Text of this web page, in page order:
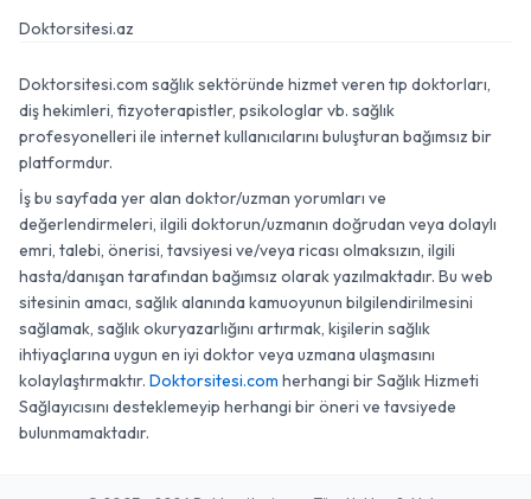
Doktorsitesi.az
Doktorsitesi.com sağlık sektöründe hizmet veren tıp doktorları,
diş hekimleri, fizyoterapistler, psikologlar vb. sağlık
profesyonelleri ile internet kullanıcılarını buluşturan bağımsız bir
platformdur.
İş bu sayfada yer alan doktor/uzman yorumları ve
değerlendirmeleri, ilgili doktorun/uzmanın doğrudan veya dolaylı
emri, talebi, önerisi, tavsiyesi ve/veya ricası olmaksızın, ilgili
hasta/danışan tarafından bağımsız olarak yazılmaktadır. Bu web
sitesinin amacı, sağlık alanında kamuoyunun bilgilendirilmesini
sağlamak, sağlık okuryazarlığını artırmak, kişilerin sağlık
ihtiyaçlarına uygun en iyi doktor veya uzmana ulaşmasını
kolaylaştırmaktır. Doktorsitesi.com herhangi bir Sağlık Hizmeti
Sağlayıcısını desteklemeyip herhangi bir öneri ve tavsiyede
bulunmamaktadır.